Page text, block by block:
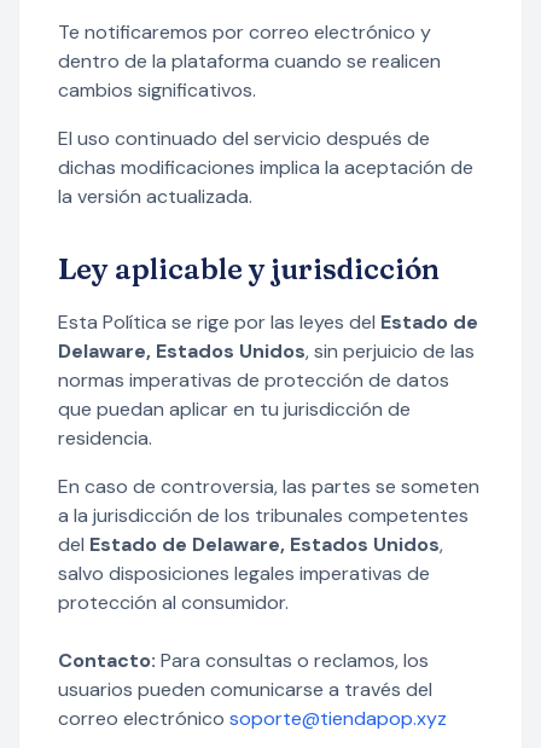
Te notificaremos por correo electrónico y
dentro de la plataforma cuando se realicen
cambios significativos.
El uso continuado del servicio después de
dichas modificaciones implica la aceptación de
la versión actualizada.
Ley aplicable y jurisdicción
Esta Política se rige por las leyes del Estado de
Delaware, Estados Unidos, sin perjuicio de las
normas imperativas de protección de datos
que puedan aplicar en tu jurisdicción de
residencia.
En caso de controversia, las partes se someten
a la jurisdicción de los tribunales competentes
del Estado de Delaware, Estados Unidos,
salvo disposiciones legales imperativas de
protección al consumidor.
Contacto: Para consultas o reclamos, los
usuarios pueden comunicarse a través del
correo electrónico soporte@tiendapop.xyz